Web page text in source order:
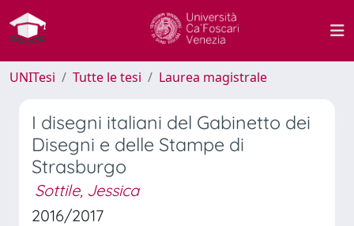
UNITesi Tutte le tesi Laurea magistrale
I disegni italiani del Gabinetto dei
Disegni e delle Stampe di
Strasburgo
Sottile, Jessica
2016/2017